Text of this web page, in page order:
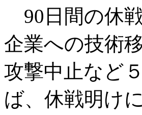
90日間の休
企業への技術
攻撃中止など
ば、休戦明け